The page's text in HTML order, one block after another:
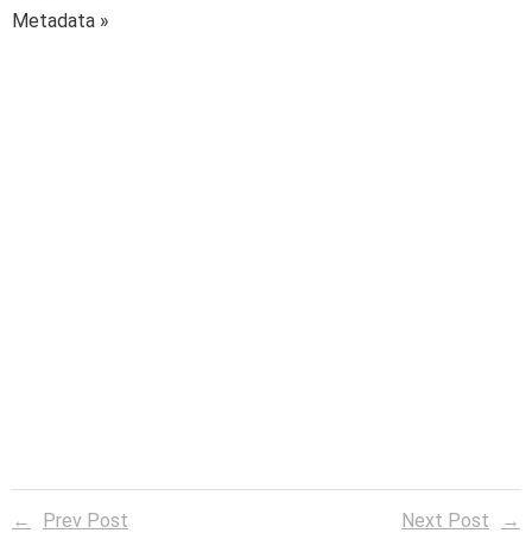
Metadata »
Prev Post Next Post